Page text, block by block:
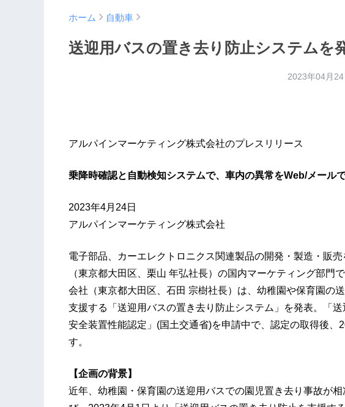
ホーム 自動車
送迎用バスの置き去り防止システムを
2023年04月
アルパインマーケティング株式会社のプレスリリース
乗降時確認と自動検知システムで、車内の異常をWeb/メール
2023年4月24日
アルパインマーケティング株式会社
電子部品、カーエレクトロニクス関連製品の開発・製造・販
（東京都大田区、栗山 年弘社長）の国内マーケティング部門
会社（東京都大田区、石田 宗樹社長）は、幼稚園や保育園の
支援する「送迎用バスの置き去り防止システム」を発表。「
安全装置性能認定」(国土交通省)を申請中で、認定の取得後、
す。
【企画の背景】
近年、幼稚園・保育園の送迎用バスでの園児置き去り事故が